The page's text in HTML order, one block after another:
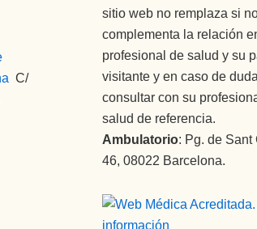
C/
sitio web no remplaza si
complementa la relación
profesional de salud y su
visitante y en caso de
consultar con su
salud de referencia.
Ambulatorio: Pg. de Sant
46, 08022 Barcelona.